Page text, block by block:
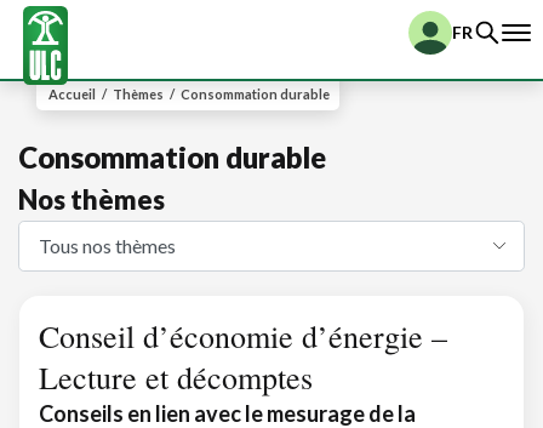
FR
Accueil / Thèmes / Consommation durable
Consommation durable
Nos thèmes
Conseil d’économie d’énergie –
Lecture et décomptes
Conseils en lien avec le mesurage de la